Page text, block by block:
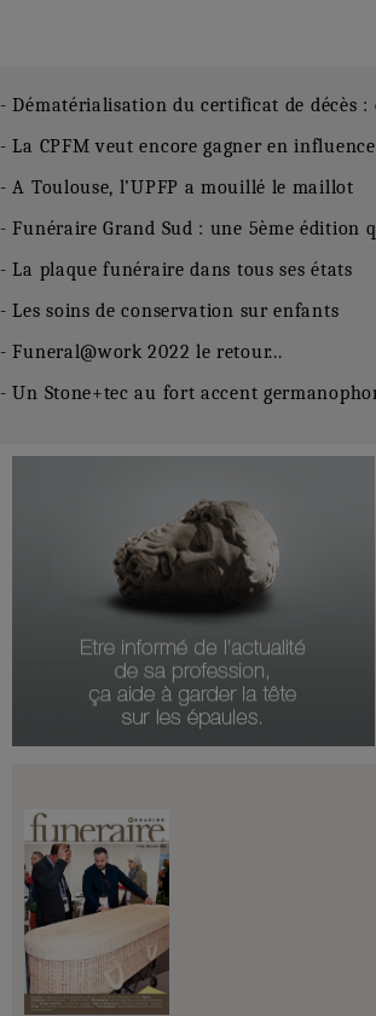
- Dématérialisation du certificat de décès :
- La CPFM veut encore gagner en influence
- A Toulouse, l’UPFP a mouillé le maillot
- Funéraire Grand Sud : une 5ème édition
- La plaque funéraire dans tous ses états
- Les soins de conservation sur enfants
- Funeral@work 2022 le retour...
- Un Stone+tec au fort accent
Numéro Du Produit
Type De Produit
Genre Du Produit